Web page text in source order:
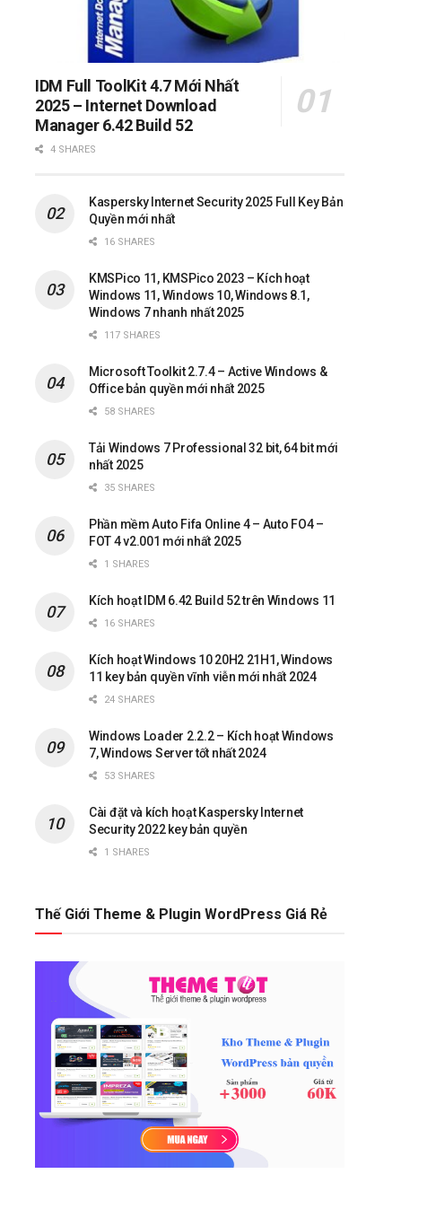
IDM Full ToolKit 4.7 Mới Nhất
2025 – Internet Download
Manager 6.42 Build 52
4 SHARES
Kaspersky Internet Security 2025 Full Key Bản
Quyền mới nhất
16 SHARES
KMSPico 11, KMSPico 2023 – Kích hoạt
Windows 11, Windows 10, Windows 8.1,
Windows 7 nhanh nhất 2025
117 SHARES
Microsoft Toolkit 2.7.4 – Active Windows &
Office bản quyền mới nhất 2025
58 SHARES
Tải Windows 7 Professional 32 bit, 64 bit mới
nhất 2025
35 SHARES
Phần mềm Auto Fifa Online 4 – Auto FO4 –
FOT 4 v2.001 mới nhất 2025
1 SHARES
Kích hoạt IDM 6.42 Build 52 trên Windows 11
16 SHARES
Kích hoạt Windows 10 20H2 21H1, Windows
11 key bản quyền vĩnh viễn mới nhất 2024
24 SHARES
Windows Loader 2.2.2 – Kích hoạt Windows
7, Windows Server tốt nhất 2024
53 SHARES
Cài đặt và kích hoạt Kaspersky Internet
Security 2022 key bản quyền
1 SHARES
Thế Giới Theme & Plugin WordPress Giá Rẻ